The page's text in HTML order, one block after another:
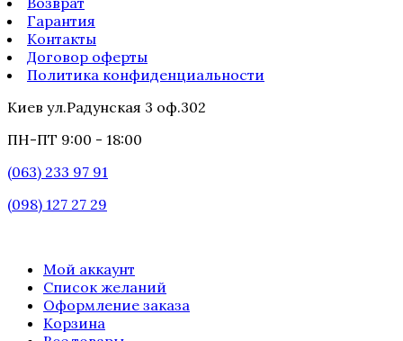
Гарантия
Контакты
Договор оферты
Политика конфиденциальности
Киев ул.Радунская 3 оф.302
ПН-ПТ 9:00 - 18:00
(063) 233 97 91
(098) 127 27 29
Мой аккаунт
Список желаний
Оформление заказа
Корзина